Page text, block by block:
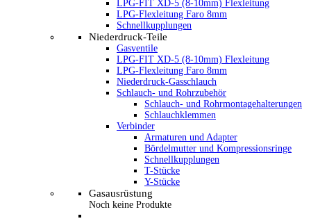
LPG-FIT XD-5 (8-10mm) Flexleitung
LPG-Flexleitung Faro 8mm
Schnellkupplungen
Niederdruck-Teile
Gasventile
LPG-FIT XD-5 (8-10mm) Flexleitung
LPG-Flexleitung Faro 8mm
Niederdruck-Gasschlauch
Schlauch- und Rohrzubehör
Schlauch- und Rohrmontagehalterungen
Schlauchklemmen
Verbinder
Armaturen und Adapter
Bördelmutter und Kompressionsringe
Schnellkupplungen
T-Stücke
Y-Stücke
Gasausrüstung
Noch keine Produkte